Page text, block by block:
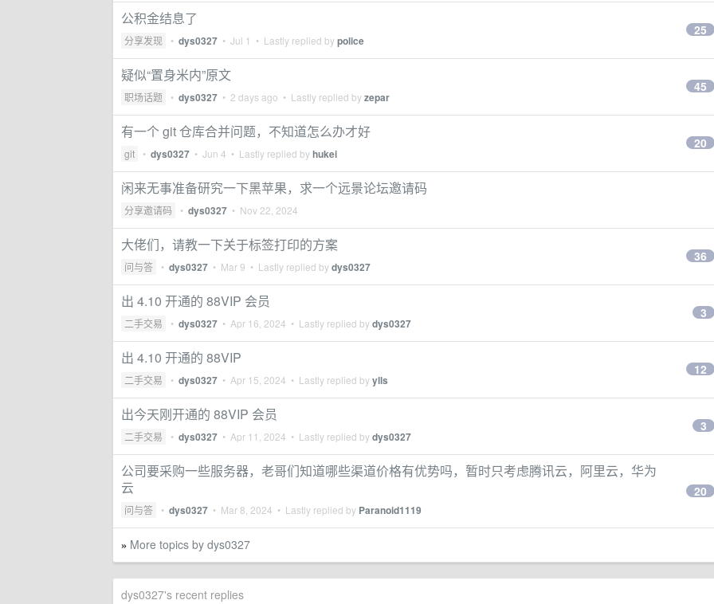
公积金结息了
分享发现 • dys0327 • Jul 1 • Lastly replied bypolice
25
疑似“置身米内”原文
职场话题 • dys0327 • 2 days ago • Lastly replied byzepar
45
有一个 git 仓库合并问题，不知道怎么办才好
git • dys0327 • Jun 4 • Lastly replied byhukei
20
闲来无事准备研究一下黑苹果，求一个远景论坛邀请码
分享邀请码 • dys0327 • Nov 22, 2024
大佬们，请教一下关于标签打印的方案
问与答 • dys0327 • Mar 9 • Lastly replied bydys0327
36
出 4.10 开通的 88VIP 会员
二手交易 • dys0327 • Apr 16, 2024 • Lastly replied bydys0327
3
出 4.10 开通的 88VIP
二手交易 • dys0327 • Apr 15, 2024 • Lastly replied byylls
12
出今天刚开通的 88VIP 会员
二手交易 • dys0327 • Apr 11, 2024 • Lastly replied bydys0327
3
公司要采购一些服务器，老哥们知道哪些渠道价格有优势吗，暂时只考虑腾讯云，阿里云，华为
云
问与答 • dys0327 • Mar 8, 2024 • Lastly replied by Paranoid1119
20
» More topics by dys0327
dys0327's recent replies